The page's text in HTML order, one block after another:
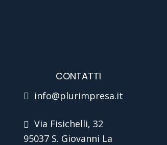
CONTATTI
info@plurimpresa.it
Via Fisichelli, 32
95037 S. Giovanni La